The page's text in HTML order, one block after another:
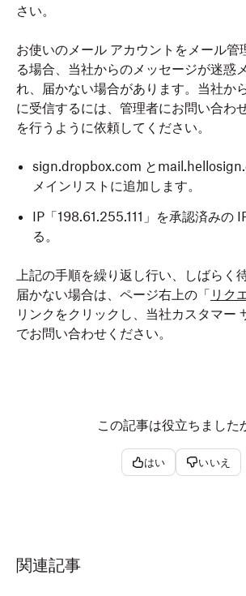
さい。
お使いのメール アカウントをメール管
る場合、当社からのメッセージが迷惑
れ、届かない場合があります。当社か
に受信するには、管理者にお問い合わ
を行うように依頼してください。
sign.dropbox.com と
メインリストに追加します。
IP「198.61.255.111」を承認済みの
る。
上記の手順を繰り返し行い、しばらく
届かない場合は、ページ右上の「 リク
リンクをクリックし、当社カスタマー
でお問い合わせください。
この記事は役立ちました
はい いいえ
関連記事